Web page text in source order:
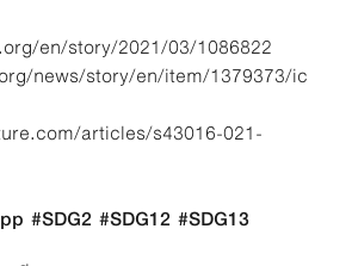
en/story/2021/03/1086822
news/story/en/item/1379373/ic
articles/s43016-021-
#SDG2 #SDG12 #SDG13